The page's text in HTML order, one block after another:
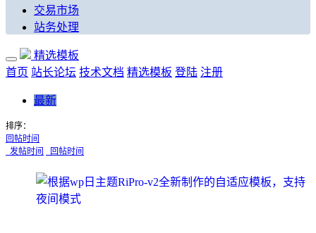
交易市场
站务处理
精选模板
首页 站长论坛 技术文档 精选模板 登陆 注册
最新
排序：
回帖时间
发帖时间
回帖时间